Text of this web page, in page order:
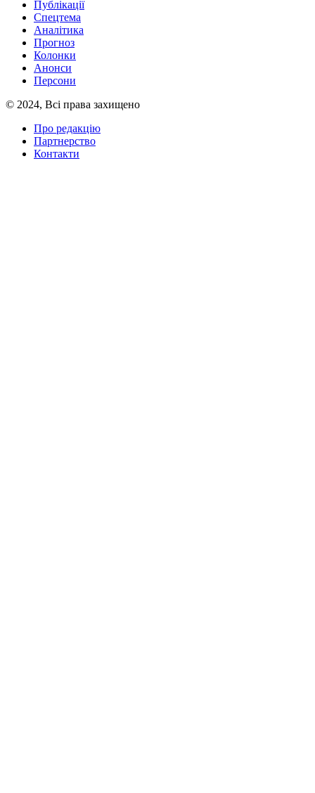
Публікації
Спецтема
Аналітика
Прогноз
Колонки
Анонси
Персони
© 2024, Всі права захищено
Про редакцію
Партнерство
Контакти